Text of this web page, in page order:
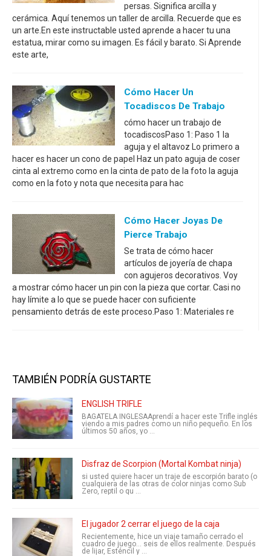
persas. Significa arcilla y
cerámica. Aquí tenemos un taller de arcilla. Recuerde que es
un arte.En este instructable usted aprende a hacer tu una
estatua, mirar como su imagen. Es fácil y barato. Si Aprende
este arte,
Cómo Hacer Un
Tocadiscos De Trabajo
cómo hacer un trabajo de
tocadiscosPaso 1: Paso 1 la
aguja y el altavoz Lo primero a
hacer es hacer un cono de papel Haz un pato aguja de coser
cinta al extremo como en la cinta de pato de la foto la aguja
como en la foto y nota que necesita para hac
Cómo Hacer Joyas De
Pierce Trabajo
Se trata de cómo hacer
artículos de joyería de chapa
con agujeros decorativos. Voy
a mostrar cómo hacer un pin con la pieza que cortar. Casi no
hay límite a lo que se puede hacer con suficiente
pensamiento detrás de este proceso.Paso 1: Materiales re
TAMBIÉN PODRÍA GUSTARTE
ENGLISH TRIFLE
BAGATELA INGLESAAprendí a hacer este Trifle inglés
viendo a mis padres como un niño pequeño. En los
últimos 50 años, yo ...
Disfraz de Scorpion (Mortal Kombat ninja)
si usted quiere hacer un traje de escorpión barato (o
cualquiera de las otras de color ninjas como Sub
Zero, reptil o qu ...
El jugador 2 cerrar el juego de la caja
Recientemente, hice un viaje tamaño cerrado el
cuadro de juego... seis de ellos realmente. Después
de lijar, Esténcil y ...